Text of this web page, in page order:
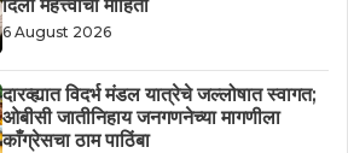
दिली महत्त्वाची माहिती
6 August 2026
दारव्ह्यात विदर्भ मंडल यात्रेचे जल्लोषात स्वागत;
ओबीसी जातीनिहाय जनगणनेच्या मागणीला
काँग्रेसचा ठाम पाठिंबा